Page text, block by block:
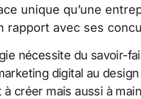
unique qu’une
rapport avec ses
nécessite du savoir-
digital au
créer mais aussi à